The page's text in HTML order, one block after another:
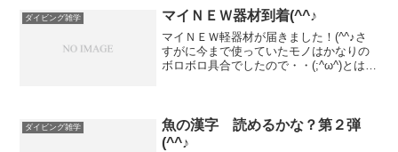
に見えるからマトウダイですね。結構頻
繁に見られるのでレア度は...
ダイビング雑学 マイＮＥＷ器材到着(^^♪
マイＮＥＷ軽器材が届きました！(^^♪さ
すがに今まで使っていたモノはかなりの
ボロボロ具合でしたので・・(;^ω^)とは言
ですよ(*^...
ダイビング雑学
魚の漢字 読めるかな？第２弾
(^^♪